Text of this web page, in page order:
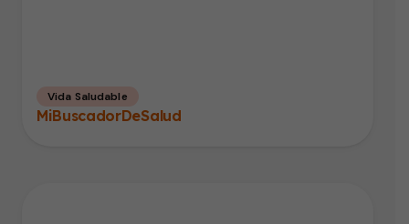
Vida Saludable
MiBuscadorDeSalud